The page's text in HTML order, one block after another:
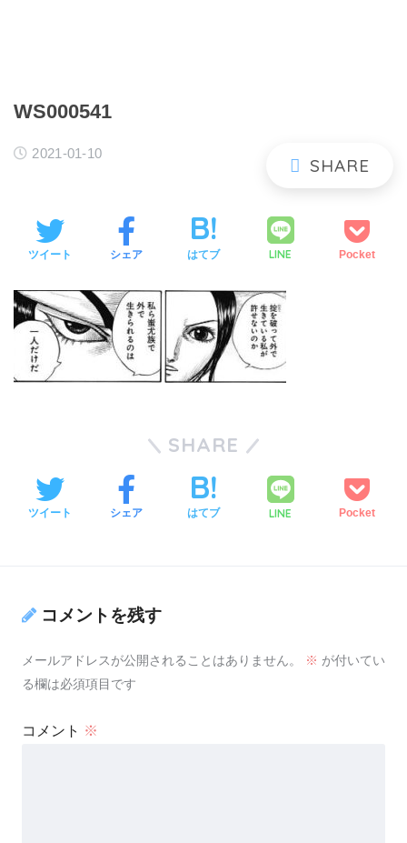
WS000541
2021-01-10
ツイート シェア はてブ LINE Pocket
SHARE
ツイート シェア はてブ LINE Pocket
コメントを残す
メールアドレスが公開されることはありません。 ※ が付いてい
る欄は必須項目です
コメント ※